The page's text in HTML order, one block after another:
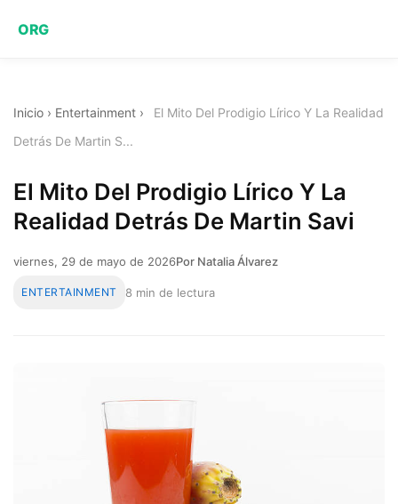
ORG
Inicio › Entertainment ›
El Mito Del Prodigio Lírico Y La Realidad
Detrás De Martin S...
El Mito Del Prodigio Lírico Y La
Realidad Detrás De Martin Savi
viernes, 29 de mayo de 2026Por Natalia Álvarez
ENTERTAINMENT 8 min de lectura